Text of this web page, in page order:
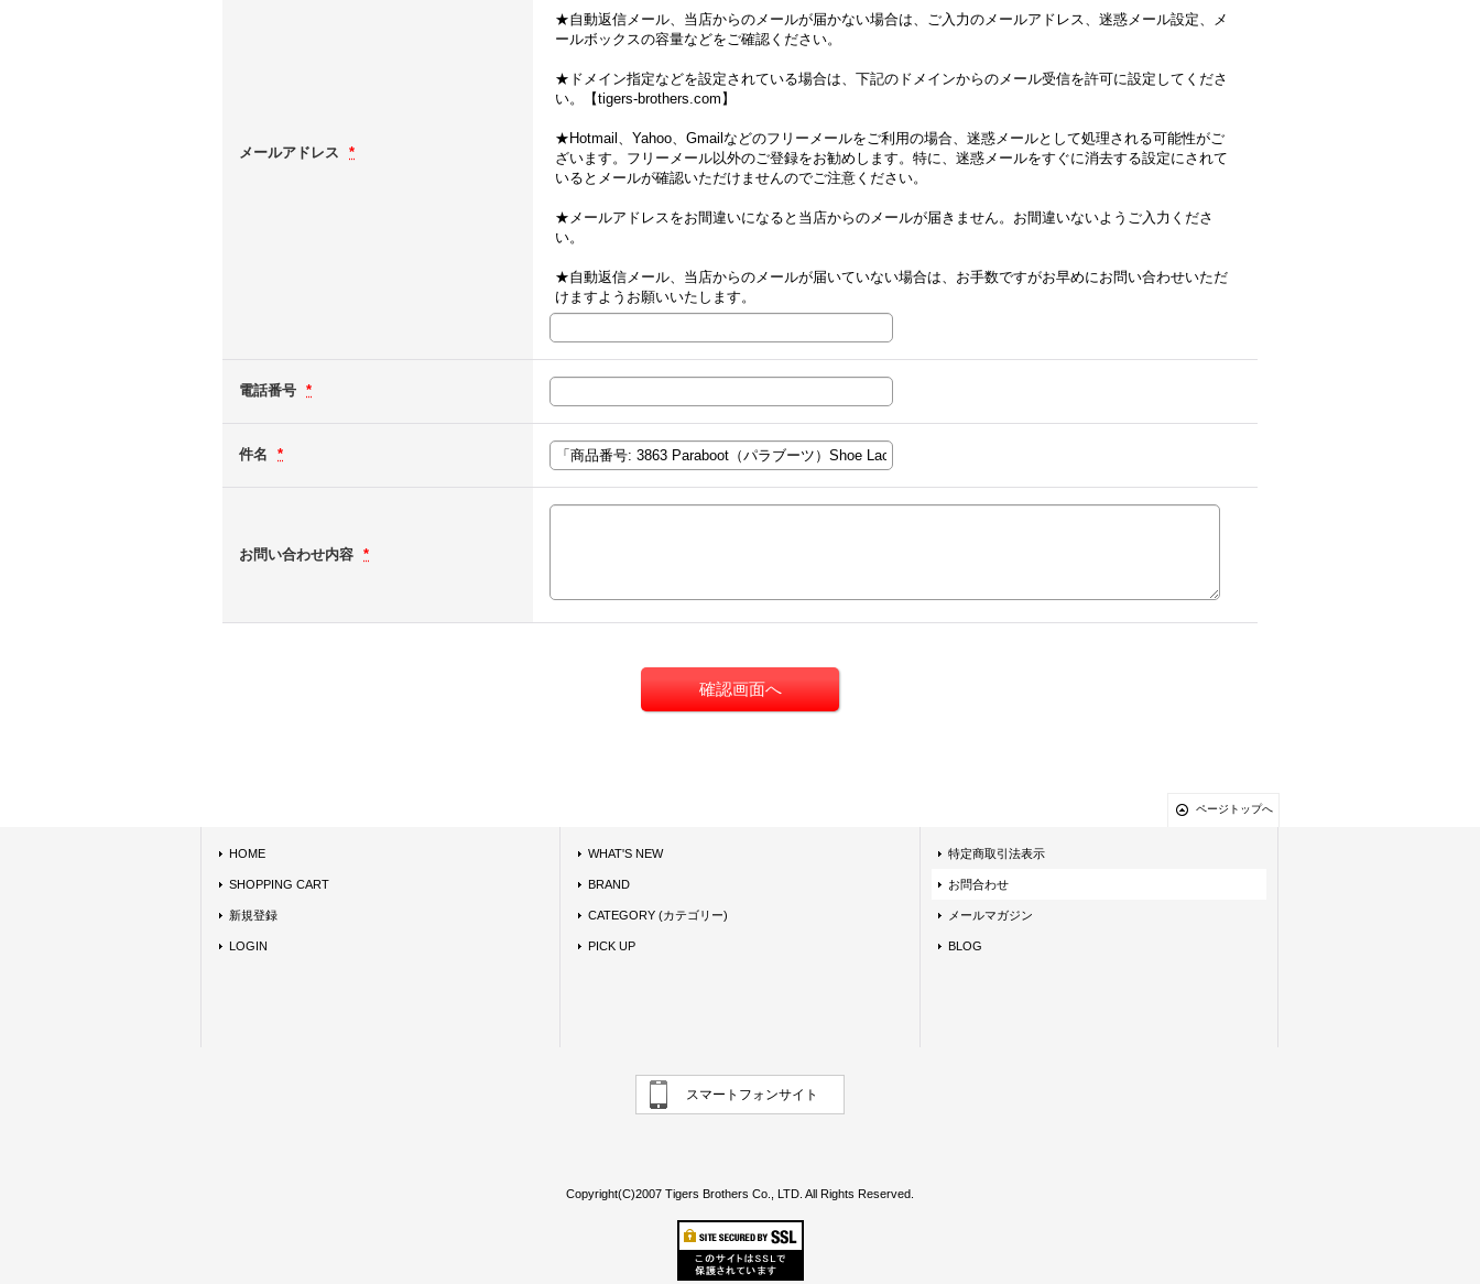
メールアドレス *
★自動返信メール、当店からのメールが届かない場合は、ご入力のメールアドレス、迷惑メール設定、メ
ールボックスの容量などをご確認ください。
★ドメイン指定などを設定されている場合は、下記のドメインからのメール受信を許可に設定してくださ
い。【tigers-brothers.com】
★Hotmail、Yahoo、Gmailなどのフリーメールをご利用の場合、迷惑メールとして処理される可能性がご
ざいます。フリーメール以外のご登録をお勧めします。特に、迷惑メールをすぐに消去する設定にされて
いるとメールが確認いただけませんのでご注意ください。
★メールアドレスをお間違いになると当店からのメールが届きません。お間違いないようご入力くださ
い。
★自動返信メール、当店からのメールが届いていない場合は、お手数ですがお早めにお問い合わせいただ
けますようお願いいたします。
電話番号 *
件名 *
お問い合わせ内容 *
ページトップへ
HOME
SHOPPING CART
新規登録
LOGIN
WHAT'S NEW
BRAND
CATEGORY (カテゴリー)
PICK UP
特定商取引法表示
お問合わせ
メールマガジン
BLOG
スマートフォンサイト
Copyright(C)2007 Tigers Brothers Co., LTD. All Rights Reserved.